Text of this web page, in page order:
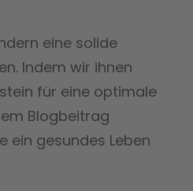
eine solide
Indem wir ihnen
für eine optimale
Blogbeitrag
ein gesundes Leben